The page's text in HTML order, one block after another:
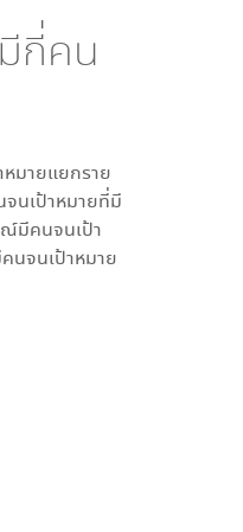
กี่คน
หมายแยกราย
นเป้าหมายที่มี
ณ์มีคนจนเป้า
นจนเป้าหมาย